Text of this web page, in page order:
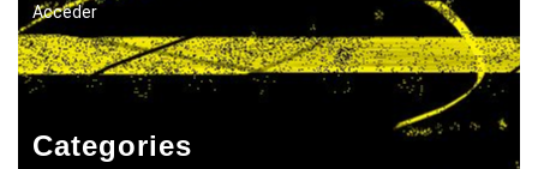
Acceder
Categories